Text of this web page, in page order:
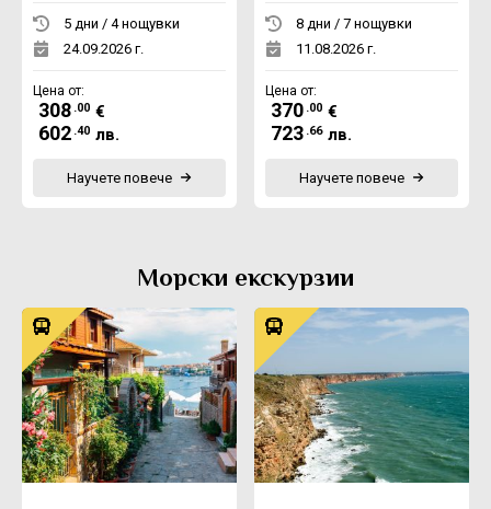
5 дни / 4 нощувки
24.09.2026 г.
Цена от:
308 .00 €
602 .40 лв.
Научете повече
8 дни / 7 нощувки
11.08.2026 г.
Цена от:
370 .00 €
723 .66 лв.
Научете повече
Морски екскурзии